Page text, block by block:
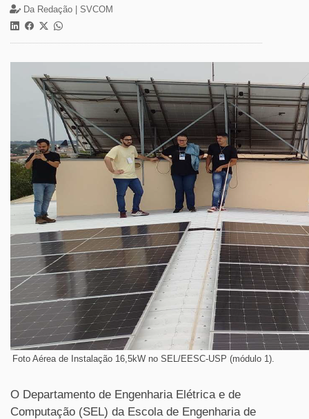
Da Redação | SVCOM
Foto Aérea de Instalação 16,5kW no SEL/EESC-USP (módulo 1).
O Departamento de Engenharia Elétrica e de
Computação (SEL) da Escola de Engenharia de